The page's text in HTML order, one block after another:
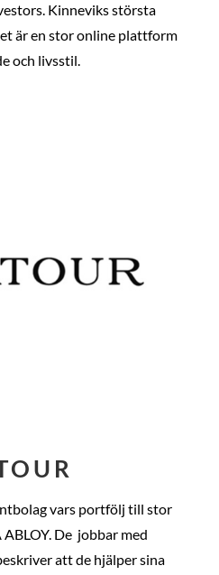
Kinneviks största
är en stor online plattform
och livsstil.
vars portfölj till stor
De jobbar med
att de hjälper sina